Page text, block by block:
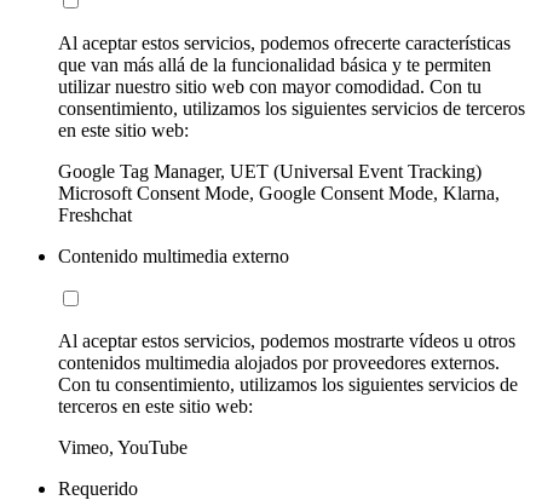
Al aceptar estos servicios, podemos ofrecerte características
que van más allá de la funcionalidad básica y te permiten
utilizar nuestro sitio web con mayor comodidad. Con tu
consentimiento, utilizamos los siguientes servicios de terceros
en este sitio web:
Google Tag Manager, UET (Universal Event Tracking)
Microsoft Consent Mode, Google Consent Mode, Klarna,
Freshchat
Contenido multimedia externo
Al aceptar estos servicios, podemos mostrarte vídeos u otros
contenidos multimedia alojados por proveedores externos.
Con tu consentimiento, utilizamos los siguientes servicios de
terceros en este sitio web:
Vimeo, YouTube
Requerido